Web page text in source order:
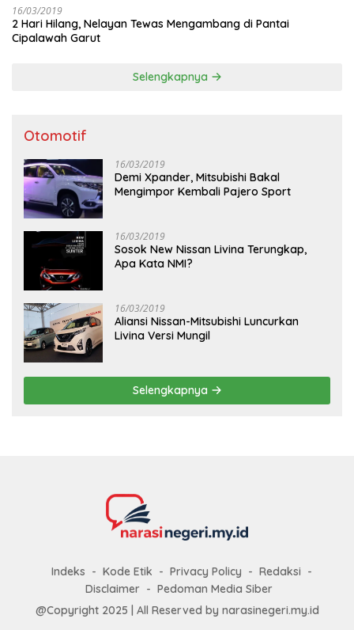
16/03/2019
2 Hari Hilang, Nelayan Tewas Mengambang di Pantai
Cipalawah Garut
Selengkapnya
Otomotif
16/03/2019
Demi Xpander, Mitsubishi Bakal
Mengimpor Kembali Pajero Sport
16/03/2019
Sosok New Nissan Livina Terungkap,
Apa Kata NMI?
16/03/2019
Aliansi Nissan-Mitsubishi Luncurkan
Livina Versi Mungil
Selengkapnya
Indeks Kode Etik Privacy Policy
Redaksi
Disclaimer
Pedoman Media Siber
@Copyright 2025 | All Reserved by narasinegeri.my.id